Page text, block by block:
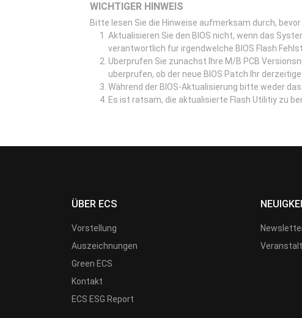
WICHTIGER HINWEIS
Bitte lesen Sie die Hinweise aufmerksam durch, bevor
Aktualisieren Sie den BIOS nicht, wenn das
verantwortlich fur irgendwelche BIOS Flash
Uberprufen Sie zunachst Ihre M/B PCB
uberprufen, ob der neue BIOS Patch Ihr
Während der BIOS-Aktualisierung bitte weder
Es ist ratsam, die aktualisierte Flash Utilitiy zu
ÜBER ECS
Vorstellung
Auszeichnungen
Green ECS
Kontakt
ECS ESG Report